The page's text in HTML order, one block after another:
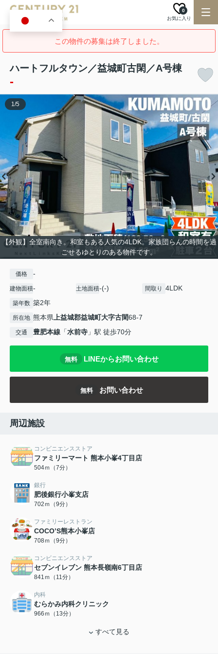
お気に入り
0
この物件の募集は終了しました。
ハートフルタウン／益城町古閑／A号棟
-
【外観】全室南向き。和室もある人気の4LDK。家族団らんの時間を過
ごせるゆとりのある物件です。
1/5
価格 -
建物面積- 土地面積-(-) 間取り 4LDK
築年数 築2年
所在地 熊本県上益城郡益城町大字古閑68-7
交通 豊肥本線 「水前寺 」駅 徒歩70分
無料 LINEからお問い合わせ
無料 お問い合わせ
周辺施設
コンビニエンスストア
ファミリーマート 熊本小峯4丁目店
504ｍ（7分）
銀行
肥後銀行小峯支店
702ｍ（9分）
ファミリーレストラン
COCO’S熊本小峯店
708ｍ（9分）
コンビニエンスストア
セブンイレブン 熊本長嶺南6丁目店
841ｍ（11分）
内科
むらかみ内科クリニック
966ｍ（13分）
すべて見る